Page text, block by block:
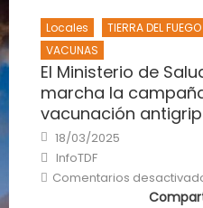
Locales TIERRA DEL FUEGO
VACUNAS
El Ministerio de
marcha la
vacunación
Posted
on
18/03/2025
Author
InfoTDF
Comentarios